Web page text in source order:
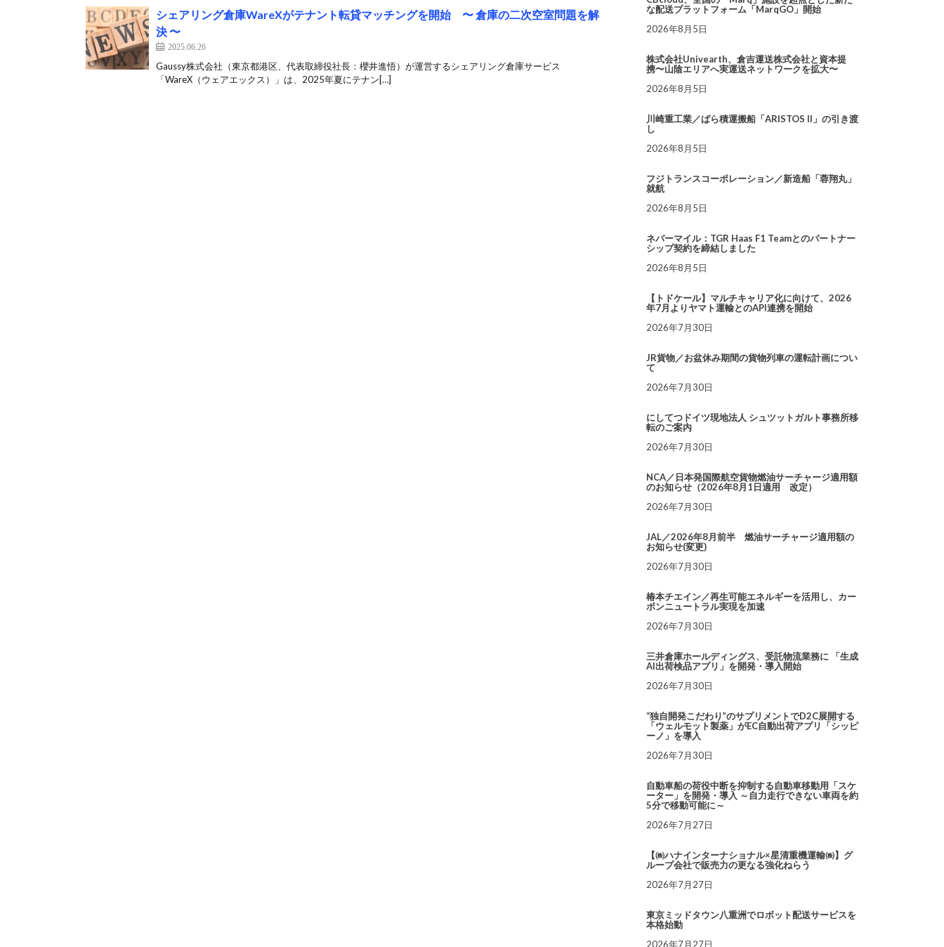
シェアリング倉庫WareXがテナント転貸マッチングを開始 〜 倉庫の二次空室問題を解
決 〜
2025.06.26
Gaussy株式会社（東京都港区、代表取締役社長：櫻井進悟）が運営するシェアリング倉庫サービス
「WareX（ウェアエックス）」は、2025年夏にテナン[…]
な配送プラットフォーム「MarqGO」開始
2026年8月5日
株式会社Univearth、倉吉運送株式会社と資本提
携〜山陰エリアへ実運送ネットワークを拡大〜
2026年8月5日
川崎重工業／ばら積運搬船「ARISTOS II」の引き渡
し
2026年8月5日
フジトランスコーポレーション／新造船「蓉翔丸」
就航
2026年8月5日
ネバーマイル：TGR Haas F1 Teamとのパートナー
シップ契約を締結しました
2026年8月5日
【トドケール】マルチキャリア化に向けて、2026
年7月よりヤマト運輸とのAPI連携を開始
2026年7月30日
JR貨物／お盆休み期間の貨物列車の運転計画につい
て
2026年7月30日
にしてつドイツ現地法人 シュツットガルト事務所移
転のご案内
2026年7月30日
NCA／日本発国際航空貨物燃油サーチャージ適用額
のお知らせ（2026年8月1日適用 改定）
2026年7月30日
JAL／2026年8月前半 燃油サーチャージ適用額の
お知らせ(変更)
2026年7月30日
椿本チエイン／再生可能エネルギーを活用し、カー
ボンニュートラル実現を加速
2026年7月30日
三井倉庫ホールディングス、受託物流業務に 「生成
AI出荷検品アプリ」を開発・導入開始
2026年7月30日
“独自開発こだわり”のサプリメントでD2C展開する
「ウェルモット製薬」がEC自動出荷アプリ「シッピ
ーノ」を導入
2026年7月30日
自動車船の荷役中断を抑制する自動車移動用「スケ
ーター」を開発・導入 ～自力走行できない車両を約
5分で移動可能に～
2026年7月27日
【㈱ハナインターナショナル×星清重機運輸㈱】グ
ループ会社で販売力の更なる強化ねらう
2026年7月27日
東京ミッドタウン八重洲でロボット配送サービスを
本格始動
2026年7月27日